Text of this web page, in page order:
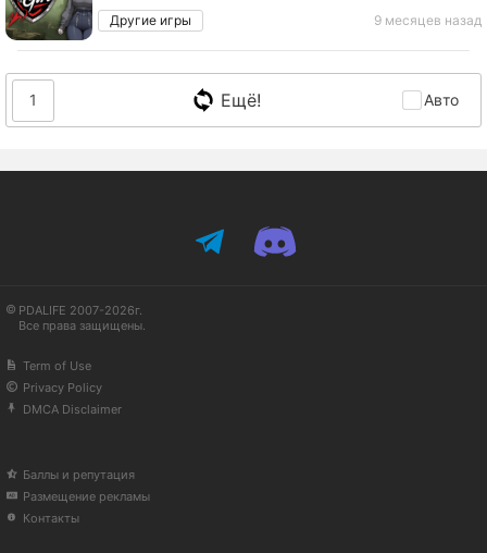
Другие игры
9 месяцев назад
1 Ещё! Авто
PDALIFE 2007-2026г.
Все права защищены.
Term of Use
Privacy Policy
DMCA Disclaimer
Баллы и репутация
Размещение рекламы
Контакты